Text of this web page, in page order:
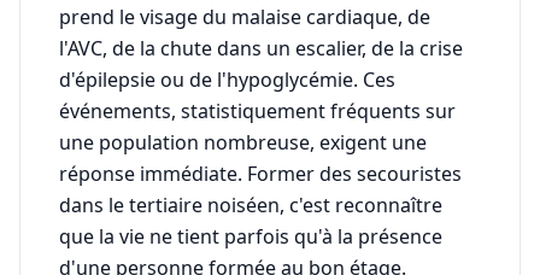
prend le visage du malaise cardiaque, de
l'AVC, de la chute dans un escalier, de la crise
d'épilepsie ou de l'hypoglycémie. Ces
événements, statistiquement fréquents sur
une population nombreuse, exigent une
réponse immédiate. Former des secouristes
dans le tertiaire noiséen, c'est reconnaître
que la vie ne tient parfois qu'à la présence
d'une personne formée au bon étage.